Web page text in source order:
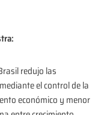
redujo las
el control de la
económico y menor